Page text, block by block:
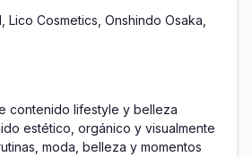
Lico Cosmetics, Onshindo Osaka,
contenido lifestyle y belleza
estético, orgánico y visualmente
moda, belleza y momentos